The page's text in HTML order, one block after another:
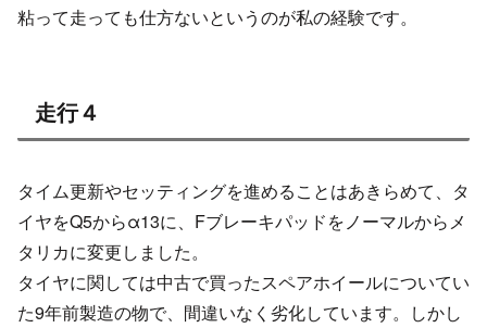
粘って走っても仕方ないというのが私の経験です。
走行４
タイム更新やセッティングを進めることはあきらめて、タ
イヤをQ5からα13に、Fブレーキパッドをノーマルからメ
タリカに変更しました。
タイヤに関しては中古で買ったスペアホイールについてい
た9年前製造の物で、間違いなく劣化しています。しかし